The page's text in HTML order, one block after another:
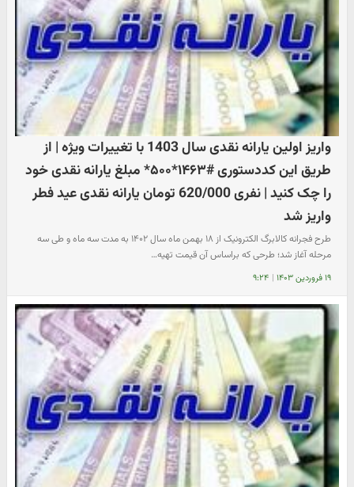
واریز اولین یارانه نقدی سال 1403 با تغییرات ویژه | از
طریق این کددستوری #۱۴۶۳*۵۰۰* مبلغ یارانه نقدی خود
را چک کنید | نفری 620/000 تومان یارانه نقدی عید فطر
واریز شد
طرح فجرانه کالابرگ الکترونیک از ۱۸ بهمن ماه سال ۱۴۰۲ به مدت سه ماه و طی سه
مرحله آغاز شد؛ طرحی که براساس آن قیمت تهیه…
۱۹ فروردین ۱۴۰۳ | ۹:۲۴